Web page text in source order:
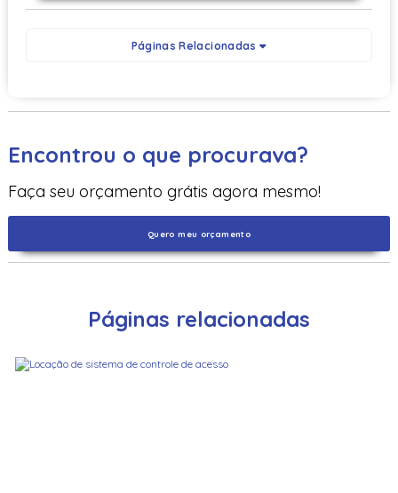
Páginas Relacionadas
Encontrou o que procurava?
Faça seu orçamento grátis agora mesmo!
Quero meu orçamento
Páginas relacionadas